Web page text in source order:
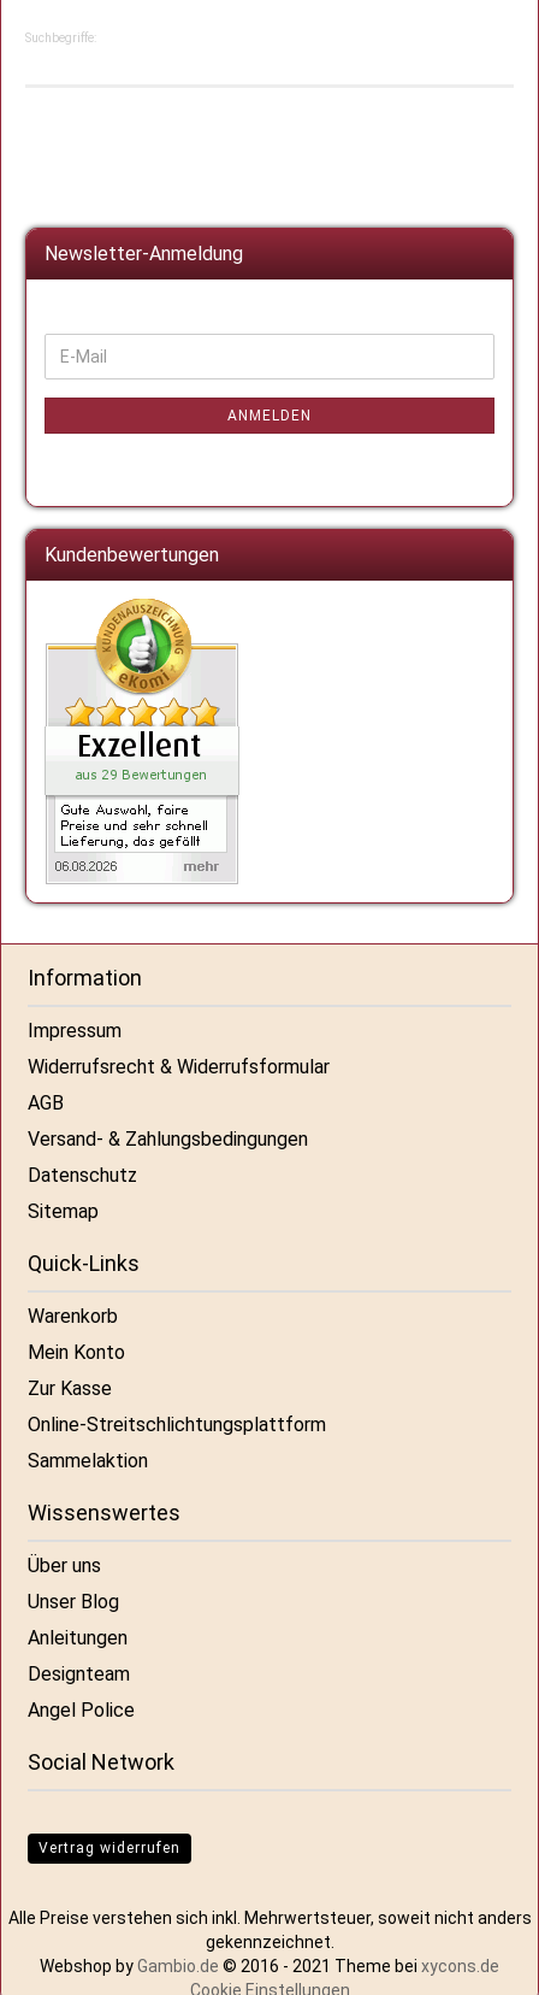
Suchbegriffe:
Newsletter-Anmeldung
WEITER
ZUR
NEWSLETTER-
E-
Mail
ANMELDEN
Kundenbewertungen
Information
Impressum
Widerrufsrecht & Widerrufsformular
AGB
Versand- & Zahlungsbedingungen
Datenschutz
Sitemap
Quick-Links
Warenkorb
Mein Konto
Zur Kasse
Online-Streitschlichtungsplattform
Sammelaktion
Wissenswertes
Über uns
Unser Blog
Anleitungen
Designteam
Angel Police
Social Network
Vertrag widerrufen
Alle Preise verstehen sich inkl. Mehrwertsteuer, soweit nicht anders
gekennzeichnet.
Webshop byGambio.de © 2016 - 2021 Theme bei xycons.de
Cookie Einstellungen